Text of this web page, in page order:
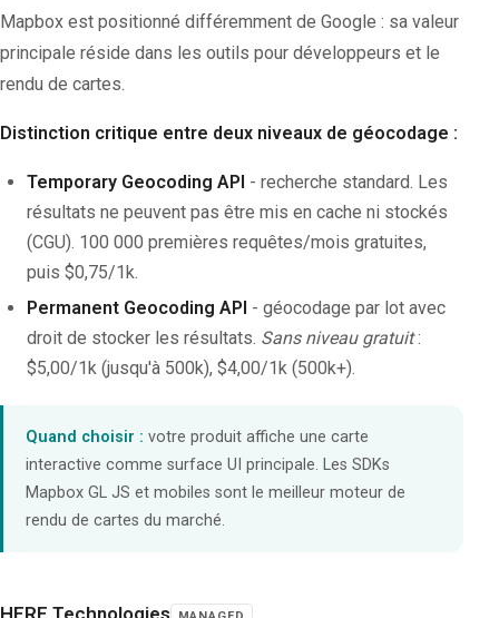
Mapbox est positionné différemment de Google : sa valeur
principale réside dans les outils pour développeurs et le
rendu de cartes.
Distinction critique entre deux niveaux de géocodage :
Temporary Geocoding API - recherche standard. Les
résultats ne peuvent pas être mis en cache ni stockés
(CGU). 100 000 premières requêtes/mois gratuites,
puis $0,75/1k.
Permanent Geocoding API - géocodage par lot avec
droit de stocker les résultats. Sans niveau gratuit:
$5,00/1k (jusqu'à 500k), $4,00/1k (500k+).
Quand choisir : votre produit affiche une carte
interactive comme surface UI principale. Les SDKs
Mapbox GL JS et mobiles sont le meilleur moteur de
rendu de cartes du marché.